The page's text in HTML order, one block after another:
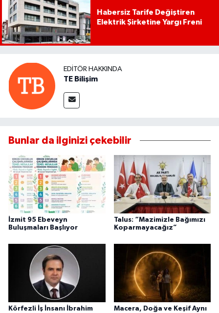
Habersiz Tarife Değiştiren
Elektrik Şirketine Yargı Freni
EDITÖR HAKKINDA
TE Bilişim
Bunlar da ilginizi çekebilir
İzmit 95 Ebeveyn
Buluşmaları Başlıyor
Talus: “Mazimizle Bağımızı
Koparmayacağız”
Körfezli İş İnsanı İbrahim
Macera, Doğa ve Keşif Aynı